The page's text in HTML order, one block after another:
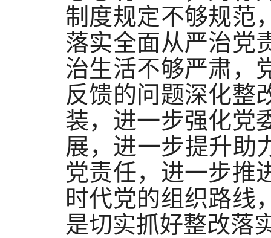
制度规定不够规范
落实全面从严治党
治生活不够严肃，
反馈的问题深化整
装，进一步强化党
展，进一步提升助
党责任，进一步推
时代党的组织路线
是切实抓好整改落